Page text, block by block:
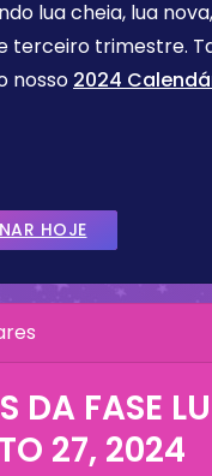
lua cheia, lua
terceiro trimestre.
nosso 2024
HOJE
DA FASE
27, 2024